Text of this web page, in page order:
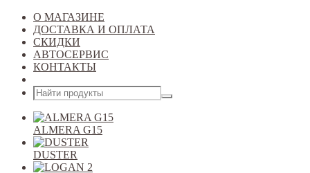
О МАГАЗИНЕ
ДОСТАВКА И ОПЛАТА
СКИДКИ
АВТОСЕРВИС
КОНТАКТЫ
ALMERA G15
DUSTER